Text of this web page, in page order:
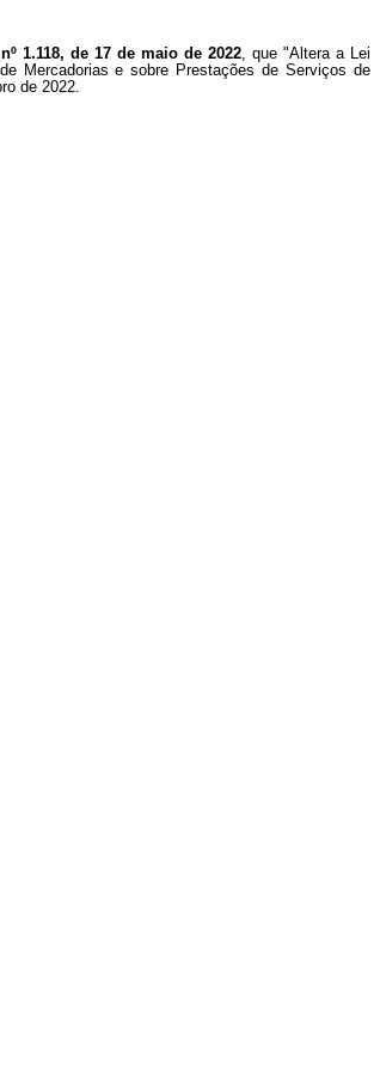
1.118, de 17 de maio de 2022, que "Altera a Lei
Mercadorias e sobre Prestações de Serviços de
de 2022.